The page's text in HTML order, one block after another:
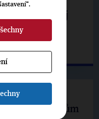
Matěj
příznivcům